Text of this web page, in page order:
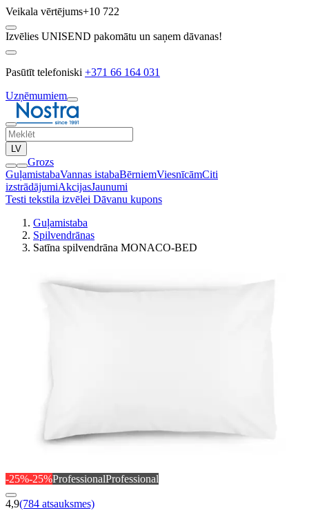
Veikala vērtējums+10 722
Izvēlies UNISEND pakomātu un saņem dāvanas!
Pasūtīt telefoniski +371 66 164 031
Uzņēmumiem
LV
Grozs
GuļamistabaVannas istabaBērniemViesnīcāmCiti
izstrādājumiAkcijasJaunumi
Testi tekstila izvēlei Dāvanu kupons
Guļamistaba
Spilvendrānas
Satīna spilvendrāna MONACO-BED
-25%-25%ProfessionalProfessional
4,9(784 atsauksmes)